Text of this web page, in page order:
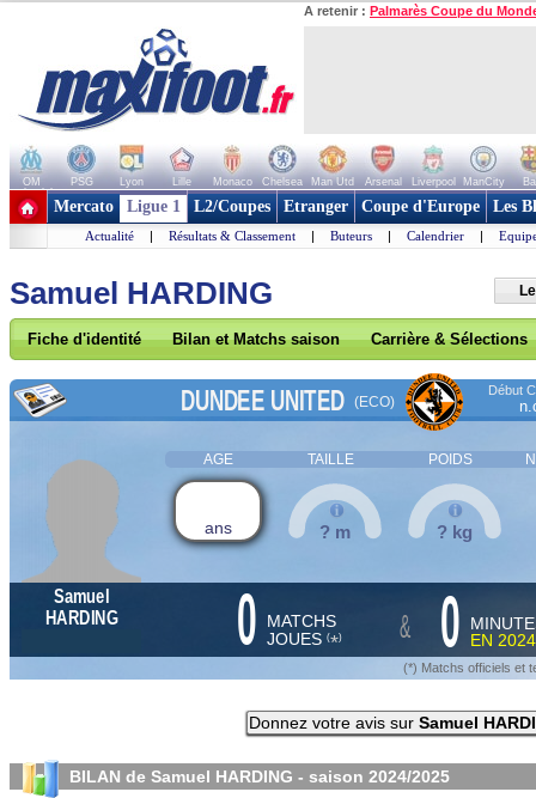
A retenir : Palmarès Coupe du
OM PSG Lyon Lille Monaco Chelsea Man Utd Arsenal Liverpool ManCity
+ de clubs
Mercato Ligue 1 L2/Coupes Etranger Coupe d'Europe Les
Actualité | Résultats & Classement | Buteurs | Calendrier |
Samuel HARDING
Fiche d'identité Bilan et Matchs saison Carrière & Sélections
DUNDEE UNITED (ECO)
Début
AGE TAILLE POIDS
ans ? m ? kg
Samuel
HARDING
0 MATCHS
JOUES (*) & 0
EN
(*) Matchs officiels et
Donnez votre avis sur Samuel
BILAN de Samuel HARDING - saison 2024/2025